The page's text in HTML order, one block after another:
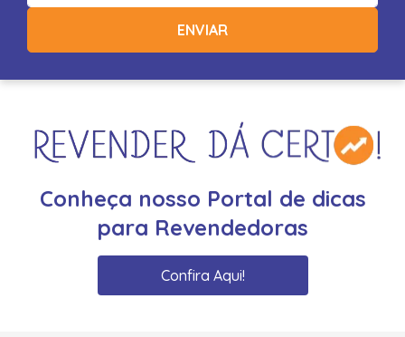
ENVIAR
Conheça nosso Portal de dicas
para Revendedoras
Confira Aqui!